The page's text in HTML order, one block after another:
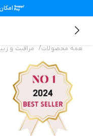
همه محصولات/ مراقبت و